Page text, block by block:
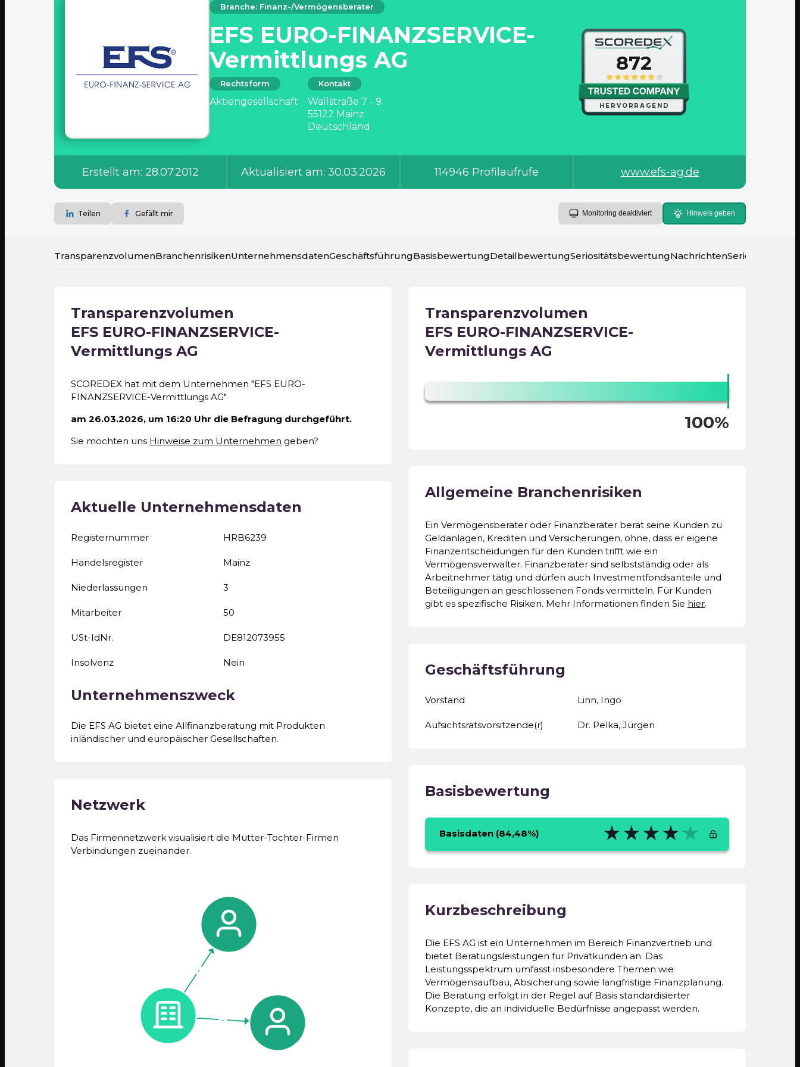
Branche: Finanz-/Vermögensberater
EFS EURO-FINANZSERVICE-
Vermittlungs AG
Rechtsform
Aktiengesellschaft
Kontakt
Wallstraße 7 - 9
55122 Mainz
Deutschland
HERVORRAGEND
872
Erstellt am: 28.07.2012 Aktualisiert am: 30.03.2026 114946 Profilaufrufe www.efs-ag.de
Teilen Gefällt mir Monitoring deaktiviert Hinweis geben
TransparenzvolumenBranchenrisikenUnternehmensdatenGeschäftsführungBasisbewertungDetailbewertungSeriositätsbewertungNachrichten
Transparenzvolumen
EFS EURO-FINANZSERVICE-
Vermittlungs AG
SCOREDEX hat mit dem Unternehmen "EFS EURO-
FINANZSERVICE-Vermittlungs AG"
am 26.03.2026, um 16:20 Uhr die Befragung durchgeführt.
Sie möchten uns Hinweise zum Unternehmen geben?
Transparenzvolumen
EFS EURO-FINANZSERVICE-
Vermittlungs AG
100%
Allgemeine Branchenrisiken
Ein Vermögensberater oder Finanzberater berät seine Kunden zu
Geldanlagen, Krediten und Versicherungen, ohne, dass er eigene
Finanzentscheidungen für den Kunden trifft wie ein
Vermögensverwalter. Finanzberater sind selbstständig oder als
Arbeitnehmer tätig und dürfen auch Investmentfondsanteile und
Beteiligungen an geschlossenen Fonds vermitteln. Für Kunden
gibt es spezifische Risiken. Mehr Informationen finden Sie hier.
Aktuelle Unternehmensdaten
Registernummer HRB6239
Handelsregister Mainz
Niederlassungen 3
Mitarbeiter 50
USt-IdNr. DE812073955
Insolvenz Nein
Unternehmenszweck
Die EFS AG bietet eine Allfinanzberatung mit Produkten
inländischer und europäischer Gesellschaften.
Geschäftsführung
Vorstand Linn, Ingo
Aufsichtsratsvorsitzende(r) Dr. Pelka, Jürgen
Basisbewertung
Basisdaten (84,48%)
auf Plausibilität überprüft und in die SCOREDEX Berechnung
Unternehmen
Finanzielle Situation
Netzwerk
Das Firmennetzwerk visualisiert die Mutter-Tochter-Firmen
Verbindungen zueinander.
-
-
Kurzbeschreibung
Die EFS AG ist ein Unternehmen im Bereich Finanzvertrieb und
bietet Beratungsleistungen für Privatkunden an. Das
Leistungsspektrum umfasst insbesondere Themen wie
Vermögensaufbau, Absicherung sowie langfristige Finanzplanung.
Die Beratung erfolgt in der Regel auf Basis standardisierter
Konzepte, die an individuelle Bedürfnisse angepasst werden.